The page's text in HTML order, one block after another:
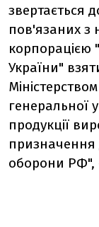
звертається
пов'язаних
корпорацією
України"
генеральної
продукції
призначення
оборони РФ",